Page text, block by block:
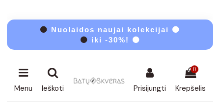
⚫ Nuolaidos naujai kolekcijai ⚫
⚫ iki -30%! ⚫
Menu Ieškoti Prisijungti
0
Krepšelis